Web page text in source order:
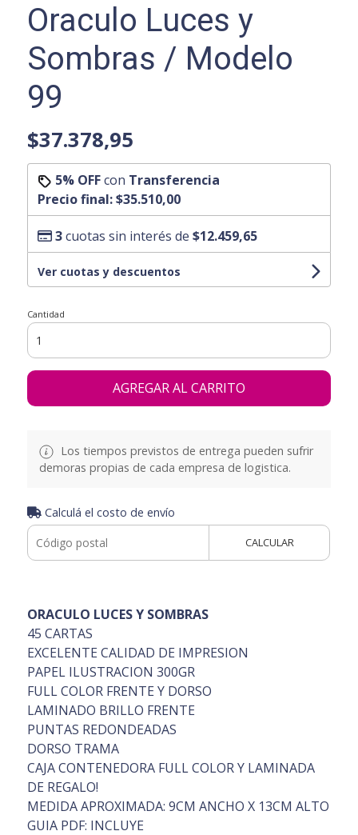
Oraculo Luces y
Sombras / Modelo
99
$37.378,95
5% OFFcon Transferencia
Precio final:$35.510,00
3cuotas sin interés de $12.459,65
Ver cuotas y descuentos
Cantidad
AGREGAR AL CARRITO
Los tiempos previstos de entrega pueden sufrir
demoras propias de cada empresa de logistica.
Calculá el costo de envío
CALCULAR
ORACULO LUCES Y SOMBRAS
45 CARTAS
EXCELENTE CALIDAD DE IMPRESION
PAPEL ILUSTRACION 300GR
FULL COLOR FRENTE Y DORSO
LAMINADO BRILLO FRENTE
PUNTAS REDONDEADAS
DORSO TRAMA
CAJA CONTENEDORA FULL COLOR Y LAMINADA
DE REGALO!
MEDIDA APROXIMADA: 9CM ANCHO X 13CM ALTO
GUIA PDF: INCLUYE